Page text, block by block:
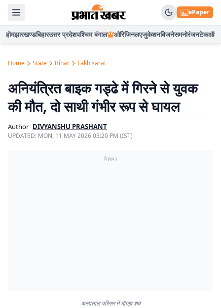
ePaper
होमझारखण्डबिहारउत्तर प्रदेशपश्चिम बंगाल ओरिजिनलएजुकेशनबिजनेसमनोरंजनटेकऑटो
Home State Bihar Lakhisarai
अनियंत्रित बाइक गड्ढे में गिरने से युवक
की मौत, दो साथी गंभीर रूप से घायल
Author DIVYANSHU PRASHANT
UPDATED: MON, 11 MAY 2026 03:20 PM (IST)
विज्ञापन
अस्पताल परिसर में मौजूद शव